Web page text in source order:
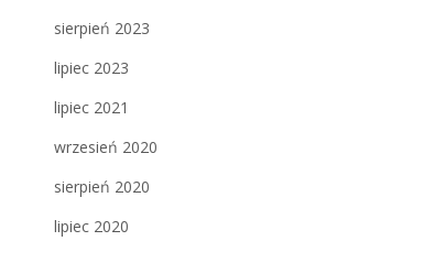
sierpień 2023
lipiec 2023
lipiec 2021
wrzesień 2020
sierpień 2020
lipiec 2020